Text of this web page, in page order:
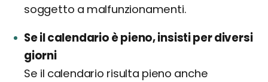
soggetto a malfunzionamenti.
Se il calendario è pieno, insisti per diversi
giorni
Se il calendario risulta pieno anche